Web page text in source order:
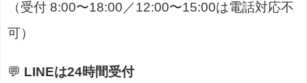
（受付 8:00〜18:00／12:00〜15:00は電話対応不
可）
💬 LINEは24時間受付